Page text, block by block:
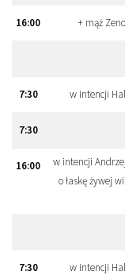
16:00 + mąż
7:30 w intencji
7:30
16:00
w intencji
o łaskę żywej
7:30 w intencji